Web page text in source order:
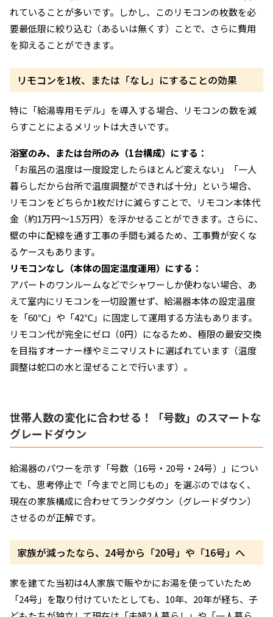
れていることが多いです。しかし、このリモコンの枚数を必
要最低限に絞り込む（あるいは無くす）ことで、さらに費用
を抑えることができます。
リモコンを1枚、または「なし」にすることの効果
特に「給湯専用モデル」を導入する場合、リモコンの数を減
らすことによるメリットは大きいです。
浴室のみ、または台所のみ（1台構成）にする：
「お風呂の温度は一度設定したらほとんど変えない」「一人
暮らしだから台所で温度調整ができれば十分」という場合、
リモコンをどちらか1枚だけに減らすことで、リモコン本体代
金（約1万円〜1.5万円）を浮かせることができます。さらに、
壁の中に配線を通す工事の手間も減るため、工事費が安くな
るケースもあります。
リモコンなし（本体の固定温度運用）にする：
アパートのワンルームなどでシャワーしか使わない場合、あ
えて室内にリモコンを一切設置せず、給湯器本体の設定温度
を「60℃」や「42℃」に固定して運用する方法もあります。
リモコン代が完全にゼロ（0円）になるため、極限の最安交換
を目指すオーナー様やミニマリストに選ばれています（温度
調整は蛇口の水と混ぜることで行います）。
世帯人数の変化に合わせる！「号数」のスマートな
グレードダウン
給湯器のパワーを示す「号数（16号・20号・24号）」につい
ても、思考停止で「今までと同じもの」を選ぶのではなく、
現在の家族構成に合わせてランクダウン（グレードダウン）
させるのが正解です。
家族が減ったなら、24号から「20号」や「16号」へ
家を建てた当初は4人家族で賑やかにお湯を使っていたため
「24号」を取り付けていたとしても、10年、20年が経ち、子